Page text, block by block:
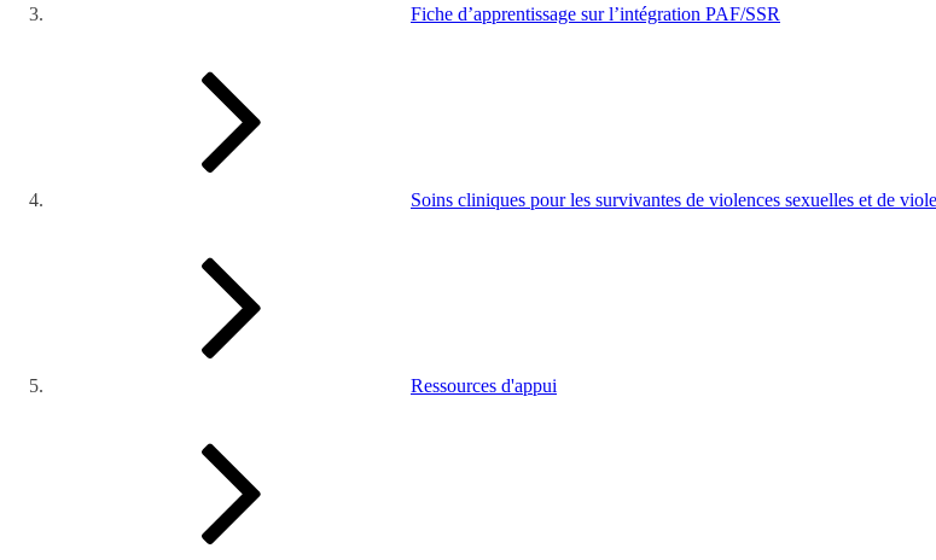
Fiche d’apprentissage sur l’intégration PAF/SSR
Soins cliniques pour les survivantes de violences sexuelles et de
Ressources d'appui